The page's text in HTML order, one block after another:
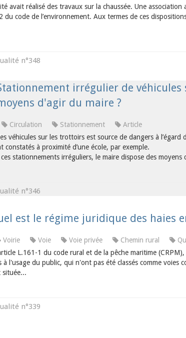
avait réalisé des travaux sur la chaussée. Une
du code de l’environnement. Aux termes de ces
n°348
irrégulier de
d'agir du maire ?
Circulation Stationnement
Article
véhicules sur les trottoirs est source de dangers à
constatés à proximité d’une école, par exemple.
stationnements irréguliers, le maire dispose des moyens
n°346
est le régime juridique des haies
Voirie Voie Voie privée Chemin rural
L.161-1 du code rural et de la pêche maritime
à l'usage du public, qui n'ont pas été classés comme
située...
n°339